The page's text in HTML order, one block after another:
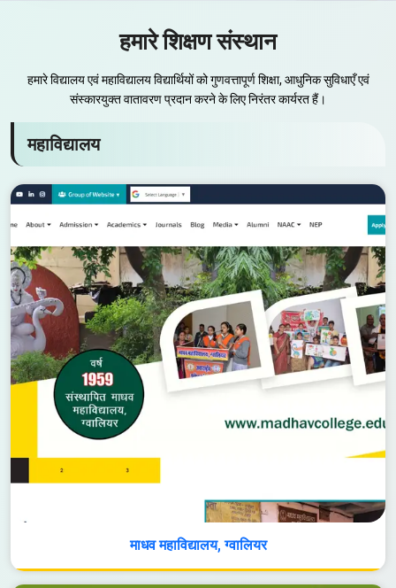
हमारे शिक्षण संस्थान
हमारे विद्यालय एवं महाविद्यालय विद्यार्थियों को गुणवत्तापूर्ण शिक्षा, आधुनिक सुविधाएँ एवं
संस्कारयुक्त वातावरण प्रदान करने के लिए निरंतर कार्यरत हैं।
महाविद्यालय
माधव महाविद्यालय, ग्वालियर